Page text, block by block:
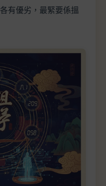
有優劣，最緊要係搵